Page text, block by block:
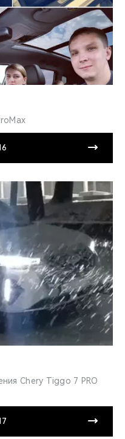
Chery Tiggo 7 PRO